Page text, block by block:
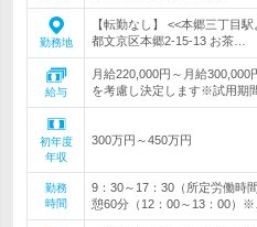
勤務地
【転勤なし】 <<本郷三丁目
都文京区本郷2-15-13 お茶…
給与
月給220,000円～月給
を考慮し決定します※試用期
初年度
年収
300万円～450万円
勤務
時間
9：30～17：30（所定労働時
憩60分（12：00～13：00）